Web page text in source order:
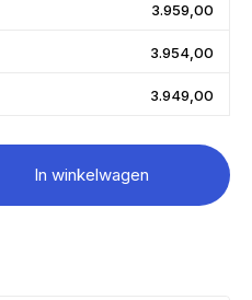
3.959,00
3.954,00
3.949,00
In winkelwagen